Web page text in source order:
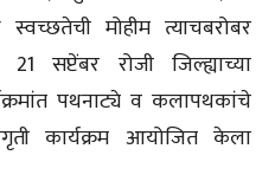
मोहीम त्याचबरोबर
सप्टेंबर रोजी जिल्ह्याच्या
पथनाट्ये व कलापथकांचे
कार्यक्रम आयोजित केला